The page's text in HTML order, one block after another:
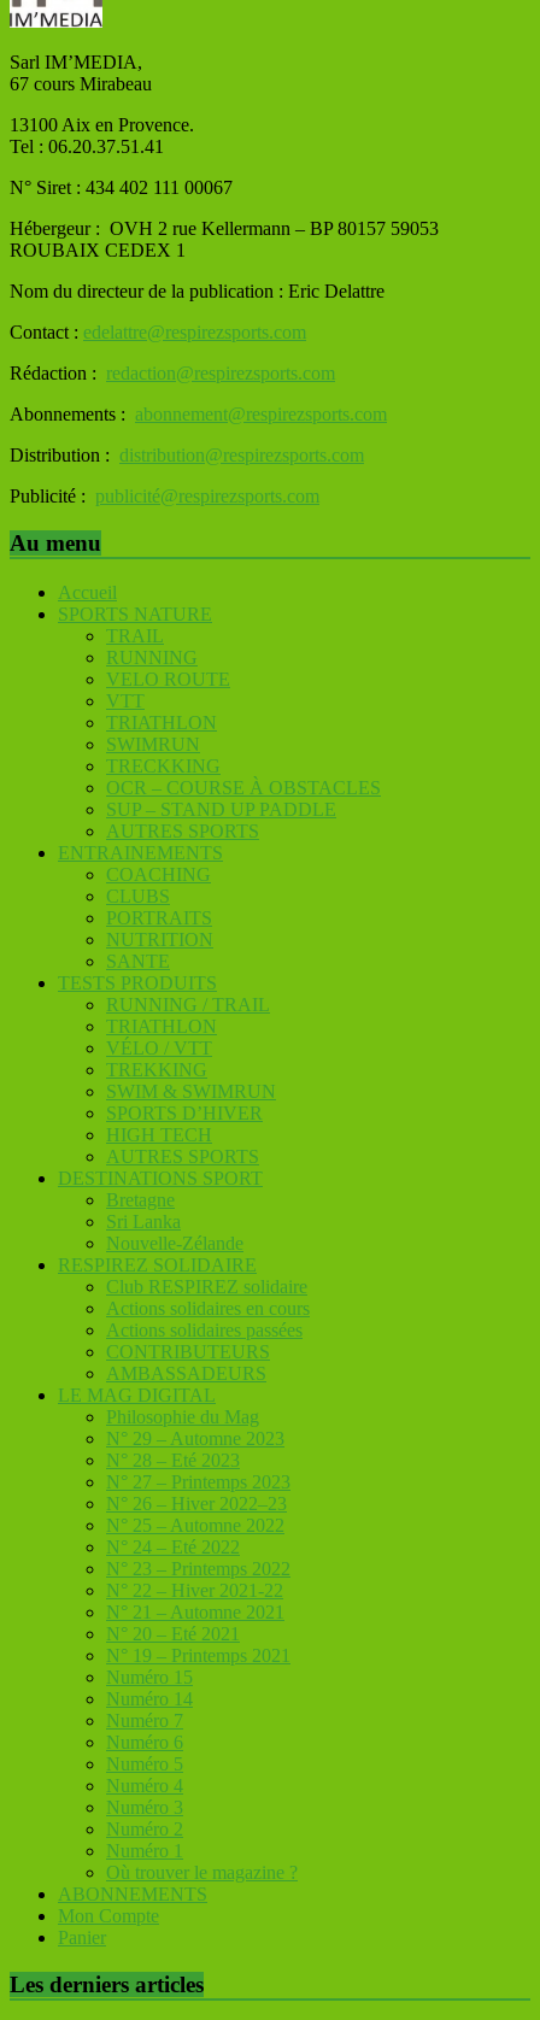
Sarl IM’MEDIA,
67 cours Mirabeau
13100 Aix en Provence.
Tel : 06.20.37.51.41
N° Siret : 434 402 111 00067
Hébergeur : OVH 2 rue Kellermann – BP 80157 59053
ROUBAIX CEDEX 1
Nom du directeur de la publication : Eric Delattre
Contact : edelattre@respirezsports.com
Rédaction : redaction@respirezsports.com
Abonnements : abonnement@respirezsports.com
Distribution : distribution@respirezsports.com
Publicité : publicité@respirezsports.com
Au menu
Accueil
SPORTS NATURE
TRAIL
RUNNING
VELO ROUTE
VTT
TRIATHLON
SWIMRUN
TRECKKING
OCR – COURSE À OBSTACLES
SUP – STAND UP PADDLE
AUTRES SPORTS
ENTRAINEMENTS
COACHING
CLUBS
PORTRAITS
NUTRITION
SANTE
TESTS PRODUITS
RUNNING / TRAIL
TRIATHLON
VÉLO / VTT
TREKKING
SWIM & SWIMRUN
SPORTS D’HIVER
HIGH TECH
AUTRES SPORTS
DESTINATIONS SPORT
Bretagne
Sri Lanka
Nouvelle-Zélande
RESPIREZ SOLIDAIRE
Club RESPIREZ solidaire
Actions solidaires en cours
Actions solidaires passées
CONTRIBUTEURS
AMBASSADEURS
LE MAG DIGITAL
Philosophie du Mag
N° 29 – Automne 2023
N° 28 – Eté 2023
N° 27 – Printemps 2023
N° 26 – Hiver 2022–23
N° 25 – Automne 2022
N° 24 – Eté 2022
N° 23 – Printemps 2022
N° 22 – Hiver 2021-22
N° 21 – Automne 2021
N° 20 – Eté 2021
N° 19 – Printemps 2021
Numéro 15
Numéro 14
Numéro 7
Numéro 6
Numéro 5
Numéro 4
Numéro 3
Numéro 2
Numéro 1
Où trouver le magazine ?
ABONNEMENTS
Mon Compte
Panier
Les derniers articles